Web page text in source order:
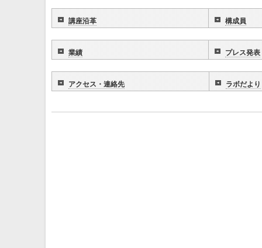
講座沿革 構成員
業績 プレス発表
アクセス・連絡先 ラボだより